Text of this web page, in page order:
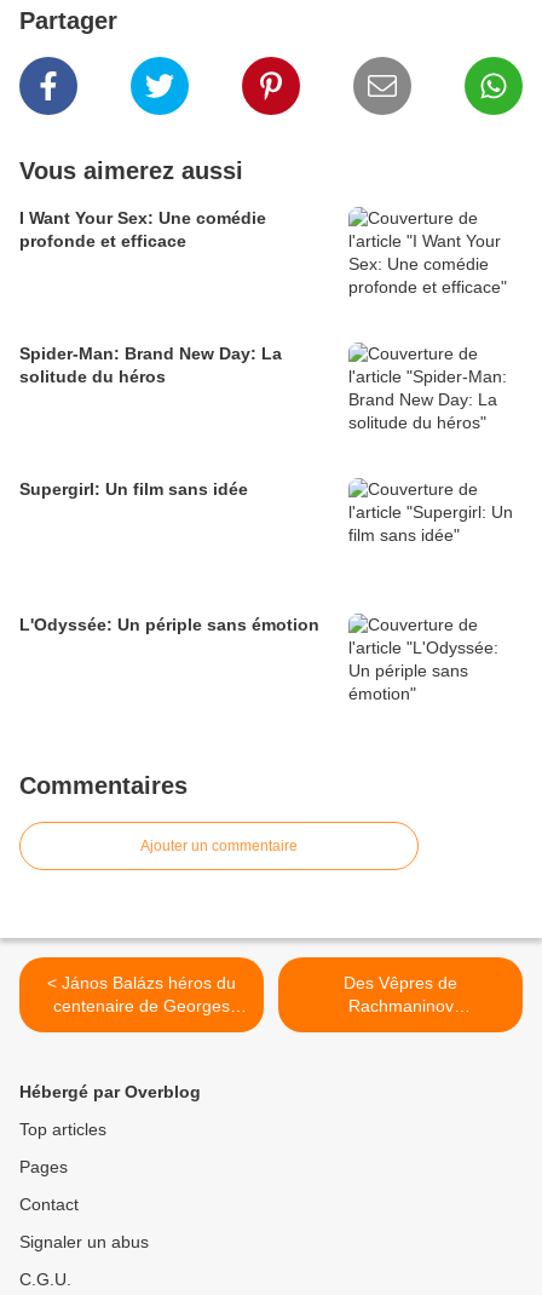
Partager
Vous aimerez aussi
I Want Your Sex: Une comédie
profonde et efficace
Spider-Man: Brand New Day: La
solitude du héros
Supergirl: Un film sans idée
L'Odyssée: Un périple sans émotion
Commentaires
Ajouter un commentaire
< János Balázs héros du
centenaire de Georges
Cziffra à Radio France
Des Vêpres de
Rachmaninov
incandescentes à Saint-
Hébergé par Overblog
Top articles
Pages
Contact
Signaler un abus
C.G.U.